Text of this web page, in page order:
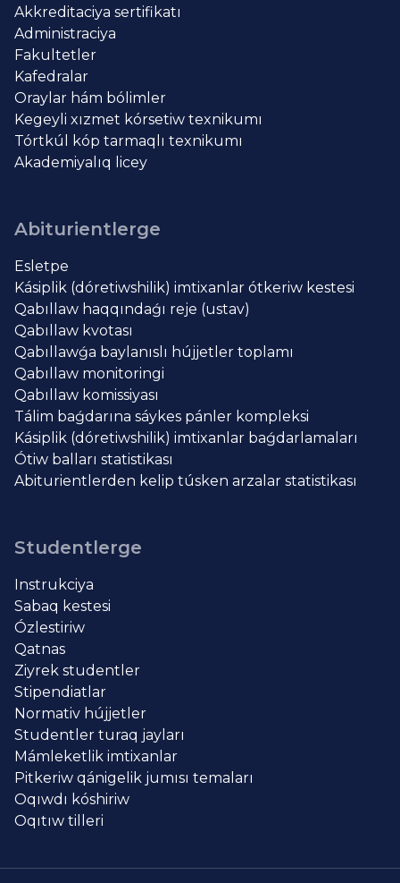
Akkreditaciya sertifikatı
Administraciya
Fakultetler
Kafedralar
Oraylar hám bólimler
Kegeyli xızmet kórsetiw texnikumı
Tórtkúl kóp tarmaqlı texnikumı
Akademiyalıq licey
Abiturientlerge
Esletpe
Kásiplik (dóretiwshilik) imtixanlar ótkeriw kestesi
Qabıllaw haqqındaǵı reje (ustav)
Qabıllaw kvotası
Qabıllawǵa baylanıslı hújjetler toplamı
Qabıllaw monitoringi
Qabıllaw komissiyası
Tálim baǵdarına sáykes pánler kompleksi
Kásiplik (dóretiwshilik) imtixanlar baǵdarlamaları
Ótiw balları statistikası
Abiturientlerden kelip túsken arzalar statistikası
Studentlerge
Instrukciya
Sabaq kestesi
Ózlestiriw
Qatnas
Ziyrek studentler
Stipendiatlar
Normativ hújjetler
Studentler turaq jayları
Mámleketlik imtixanlar
Pitkeriw qánigelik jumısı temaları
Oqıwdı kóshiriw
Oqıtıw tilleri